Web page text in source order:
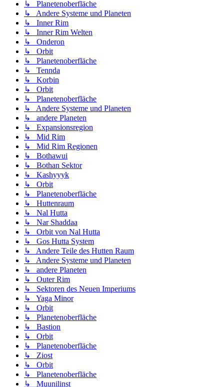
↳ Planetenoberfläche
↳ Andere Systeme und Planeten
↳ Inner Rim
↳ Inner Rim Welten
↳ Onderon
↳ Orbit
↳ Planetenoberfläche
↳ Tennda
↳ Korbin
↳ Orbit
↳ Planetenoberfläche
↳ Andere Systeme und Planeten
↳ andere Planeten
↳ Expansionsregion
↳ Mid Rim
↳ Mid Rim Regionen
↳ Bothawui
↳ Bothan Sektor
↳ Kashyyyk
↳ Orbit
↳ Planetenoberfläche
↳ Huttenraum
↳ Nal Hutta
↳ Nar Shaddaa
↳ Orbit von Nal Hutta
↳ Gos Hutta System
↳ Andere Teile des Hutten Raum
↳ Andere Systeme und Planeten
↳ andere Planeten
↳ Outer Rim
↳ Sektoren des Neuen Imperiums
↳ Yaga Minor
↳ Orbit
↳ Planetenoberfläche
↳ Bastion
↳ Orbit
↳ Planetenoberfläche
↳ Ziost
↳ Orbit
↳ Planetenoberfläche
↳ Muunilinst